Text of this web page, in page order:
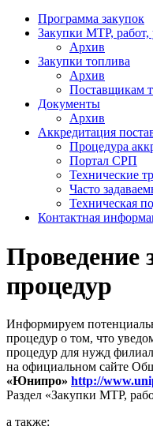
Программа закупок
Закупки МТР, работ,
Архив
Закупки топлива
Архив
Поставщикам
Документы
Архив
Аккредитация
Процедура
Портал СРП
Технические
Часто
Техническая
Контактная
Проведение
процедур
Информируем
процедур о том, что
процедур для нужд
на официальном сайте
«Юнипро» http://
Раздел «Закупки МТР,
а также: